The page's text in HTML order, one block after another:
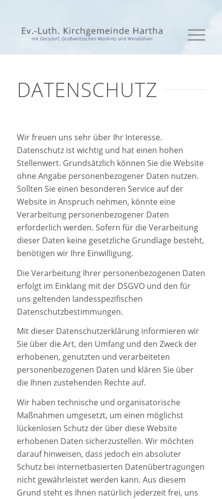
DATENSCHUTZ
Wir freuen uns sehr über Ihr Interesse.
Datenschutz ist wichtig und hat einen hohen
Stellenwert. Grundsätzlich können Sie die Website
ohne Angabe personenbezogener Daten nutzen.
Sollten Sie einen besonderen Service auf der
Website in Anspruch nehmen, könnte eine
Verarbeitung personenbezogener Daten
erforderlich werden. Sofern für die Verarbeitung
dieser Daten keine gesetzliche Grundlage besteht,
benötigen wir Ihre Einwilligung.
Die Verarbeitung Ihrer personenbezogenen Daten
erfolgt im Einklang mit der DSGVO und den für
uns geltenden landesspezifischen
Datenschutzbestimmungen.
Mit dieser Datenschutzerklärung informieren wir
Sie über die Art, den Umfang und den Zweck der
erhobenen, genutzten und verarbeiteten
personenbezogenen Daten und klären Sie über
die Ihnen zustehenden Rechte auf.
Wir haben technische und organisatorische
Maßnahmen umgesetzt, um einen möglichst
lückenlosen Schutz der über diese Website
erhobenen Daten sicherzustellen. Wir möchten
darauf hinweisen, dass jedoch ein absoluter
Schutz bei internetbasierten Datenübertragungen
nicht gewährleistet werden kann. Aus diesem
Grund steht es Ihnen natürlich jederzeit frei, uns